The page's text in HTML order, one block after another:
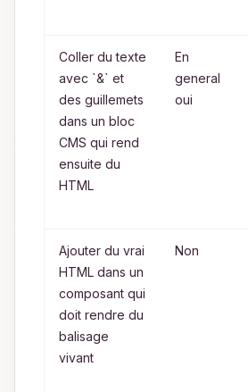
Coller du texte
avec `&` et
des guillemets
dans un bloc
CMS qui rend
ensuite du
HTML
En
general
oui
Ajouter du vrai
HTML dans un
composant qui
doit rendre du
balisage
vivant
Non